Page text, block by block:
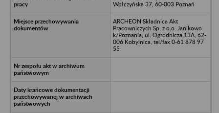
Wołczyńska 37, 60-003 Poznań
ARCHEON Składnica Akt
Pracowniczych Sp. z o.o. Janikowo
k/Poznania, ul. Ogrodnicza 13A, 62-
006 Kobylnica, tel/fax 0-61 878 97
55